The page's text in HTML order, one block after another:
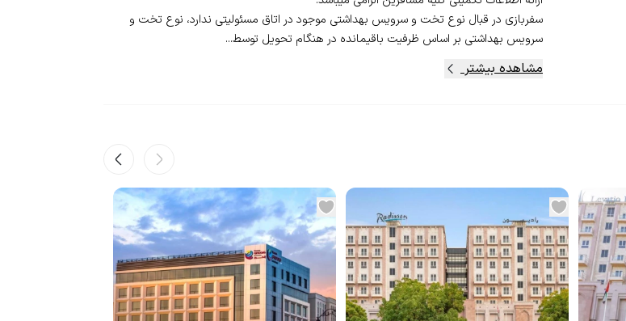
سفربازی در قبال نوع تخت و سرویس بهداشتی موجود در اتاق مسئولیتی ندارد، نوع تخت و
سرویس بهداشتی بر اساس ظرفیت باقیمانده در هنگام تحویل توسط...
مشاهده بیشتر